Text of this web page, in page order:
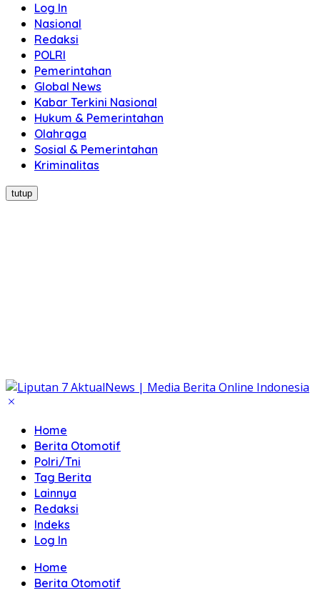
Log In
Nasional
Redaksi
POLRI
Pemerintahan
Global News
Kabar Terkini Nasional
Hukum & Pemerintahan
Olahraga
Sosial & Pemerintahan
Kriminalitas
tutup
Home
Berita Otomotif
Polri/Tni
Tag Berita
Lainnya
Redaksi
Indeks
Log In
Home
Berita Otomotif